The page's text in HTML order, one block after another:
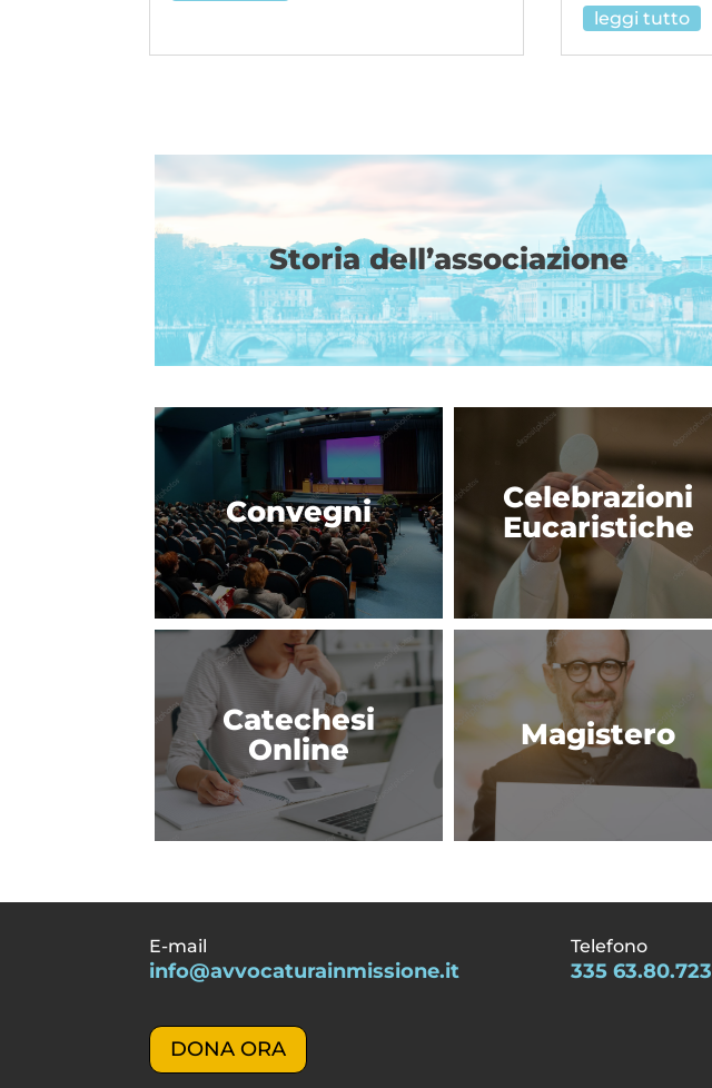
leggi tutto
Storia dell’associazione
Convegni
Celebrazioni
Eucaristiche
Catechesi
Online
Magistero
E-mail
info@avvocaturainmissione.it
DONA ORA
Telefono
335 63.80.723